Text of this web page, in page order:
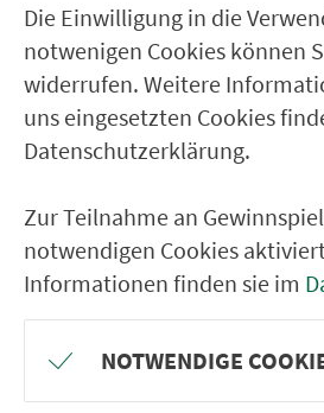
Untersteinb Rathaus
Theinheim Abzw.
Neudorf (b. Ebrach)
Ebrach Lagerhausstr
RÜCKFAHRT
Ebrach Baumwipfelpfad
Neudorf (b. Ebrach)
Koppenwind Dorfplatz
Die Einwilligung in die
notwenigen Cookies können
widerrufen. Weitere
uns eingesetzten Cookies
Datenschutzerklärung.
Zur Teilnahme an
notwendigen Cookies
Informationen finden sie im
NOTWENDIGE